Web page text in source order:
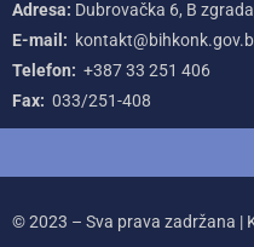
Adresa: Dubrovačka 6, B
E-mail:
Telefon: +387‌ 33‌ 251‌ 406
Fax: 033/251-408
© 2023 – Sva prava zadržana |